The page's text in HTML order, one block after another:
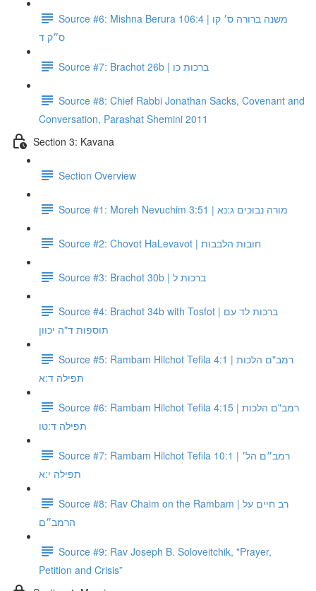
Source #6: Mishna Berura 106:4 | משנה ברורה ס׳ קו
ס״ק ד
Source #7: Brachot 26b | ברכות כו
Source #8: Chief Rabbi Jonathan Sacks, Covenant and
Conversation, Parashat Shemini 2011
Section 3: Kavana
Section Overview
Source #1: Moreh Nevuchim 3:51 | מורה נבוכים ג:נא
Source #2: Chovot HaLevavot | חובות הלבבות
Source #3: Brachot 30b | ברכות ל
Source #4: Brachot 34b with Tosfot | ברכות לד עם
תוספות ד"ה יכוון
Source #5: Rambam Hilchot Tefila 4:1 | רמב"ם הלכות
תפילה ד:א
Source #6: Rambam Hilchot Tefila 4:15 | רמב"ם הלכות
תפילה ד:טו
Source #7: Rambam Hilchot Tefila 10:1 | רמב״ם הל׳
תפילה י:א
Source #8: Rav Chaim on the Rambam | רב חיים על
הרמב״ם
Source #9: Rav Joseph B. Soloveitchik, "Prayer,
Petition and Crisis”